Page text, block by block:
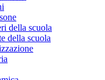
della scuola
della scuola